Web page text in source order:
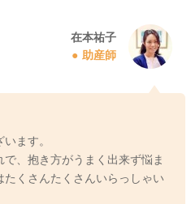
在本祐子
助産師
ます。
、抱き方がうまく出来ず悩ま
くさんたくさんいらっしゃい